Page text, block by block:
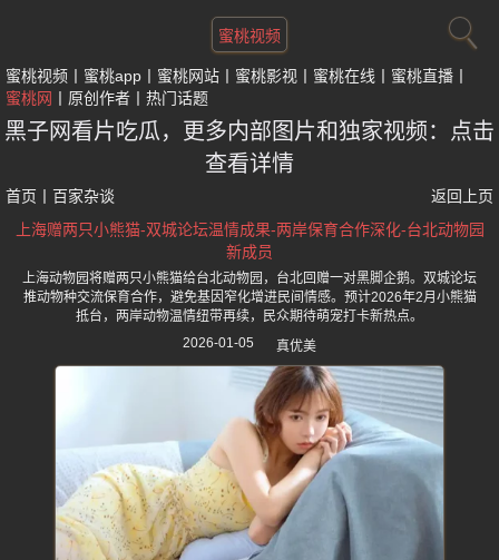
蜜桃视频
蜜桃视频 蜜桃app 蜜桃网站 蜜桃影视 蜜桃在线
蜜桃直播
蜜桃网
原创作者 热门话题
黑子网看片吃瓜，更多内部图片和独家视频：点击
查看详情
首页 百家杂谈
返回上页
上海赠两只小熊猫-双城论坛温情成果-两岸保育合作深化-台北动物园
新成员
上海动物园将赠两只小熊猫给台北动物园，台北回赠一对黑脚企鹅。双城论坛
推动物种交流保育合作，避免基因窄化增进民间情感。预计2026年2月小熊猫
抵台，两岸动物温情纽带再续，民众期待萌宠打卡新热点。
2026-01-05
真优美